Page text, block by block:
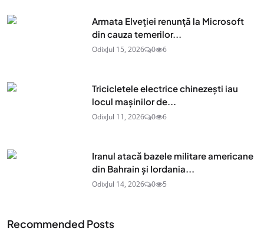
Armata Elveției renunță la Microsoft
din cauza temerilor...
OdixJul 15, 2026 0 6
Tricicletele electrice chinezești iau
locul mașinilor de...
OdixJul 11, 2026 0 6
Iranul atacă bazele militare americane
din Bahrain și Iordania...
OdixJul 14, 2026 0 5
Recommended Posts